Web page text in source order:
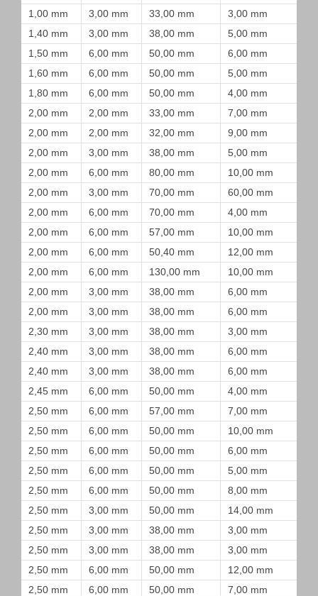
1,00 mm
3,00 mm 33,00 mm
3,00 mm
1,40 mm
3,00 mm 38,00 mm
5,00 mm
1,50 mm
6,00 mm 50,00 mm
6,00 mm
1,60 mm
6,00 mm 50,00 mm
5,00 mm
1,80 mm
6,00 mm 50,00 mm
4,00 mm
2,00 mm
2,00 mm 33,00 mm
7,00 mm
2,00 mm
2,00 mm 32,00 mm
9,00 mm
2,00 mm
3,00 mm 38,00 mm
5,00 mm
2,00 mm
6,00 mm 80,00 mm
10,00 mm
2,00 mm
3,00 mm 70,00 mm
60,00 mm
2,00 mm
6,00 mm 70,00 mm
4,00 mm
2,00 mm
6,00 mm 57,00 mm
10,00 mm
2,00 mm
6,00 mm 50,40 mm
12,00 mm
2,00 mm
6,00 mm 130,00 mm
10,00 mm
2,00 mm
3,00 mm 38,00 mm
6,00 mm
2,00 mm
3,00 mm 38,00 mm
6,00 mm
2,30 mm
3,00 mm 38,00 mm
3,00 mm
2,40 mm
3,00 mm 38,00 mm
6,00 mm
2,40 mm
3,00 mm 38,00 mm
6,00 mm
2,45 mm
6,00 mm 50,00 mm
4,00 mm
2,50 mm
6,00 mm 57,00 mm
7,00 mm
2,50 mm
6,00 mm 50,00 mm
10,00 mm
2,50 mm
6,00 mm 50,00 mm
6,00 mm
2,50 mm
6,00 mm 50,00 mm
5,00 mm
2,50 mm
6,00 mm 50,00 mm
8,00 mm
2,50 mm
3,00 mm 50,00 mm
14,00 mm
2,50 mm
3,00 mm 38,00 mm
3,00 mm
2,50 mm
3,00 mm 38,00 mm
3,00 mm
2,50 mm
6,00 mm 50,00 mm
12,00 mm
2,50 mm
6,00 mm 50,00 mm
7,00 mm